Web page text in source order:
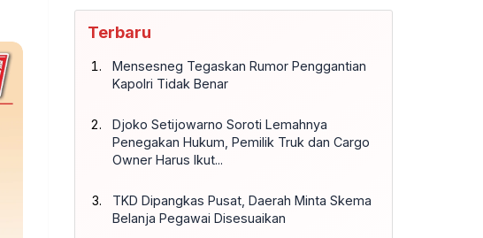
Terbaru
Mensesneg Tegaskan Rumor Penggantian
Kapolri Tidak Benar
Djoko Setijowarno Soroti Lemahnya
Penegakan Hukum, Pemilik Truk dan Cargo
Owner Harus Ikut...
TKD Dipangkas Pusat, Daerah Minta Skema
Belanja Pegawai Disesuaikan